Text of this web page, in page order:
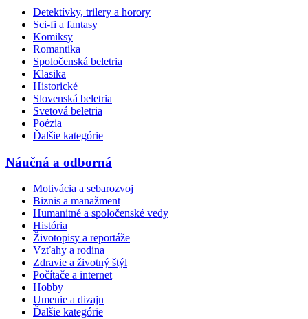
Detektívky, trilery a horory
Sci-fi a fantasy
Komiksy
Romantika
Spoločenská beletria
Klasika
Historické
Slovenská beletria
Svetová beletria
Poézia
Ďalšie kategórie
Náučná a odborná
Motivácia a sebarozvoj
Biznis a manažment
Humanitné a spoločenské vedy
História
Životopisy a reportáže
Vzťahy a rodina
Zdravie a životný štýl
Počítače a internet
Hobby
Umenie a dizajn
Ďalšie kategórie